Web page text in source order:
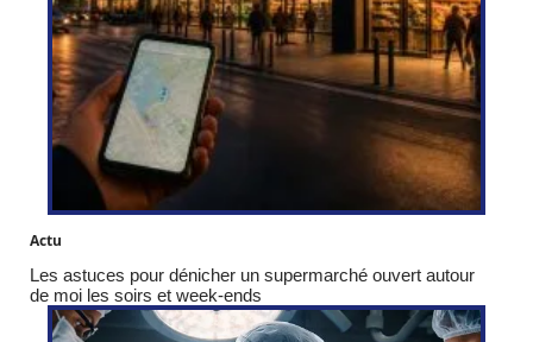
Actu
Les astuces pour dénicher un supermarché ouvert autour
de moi les soirs et week-ends